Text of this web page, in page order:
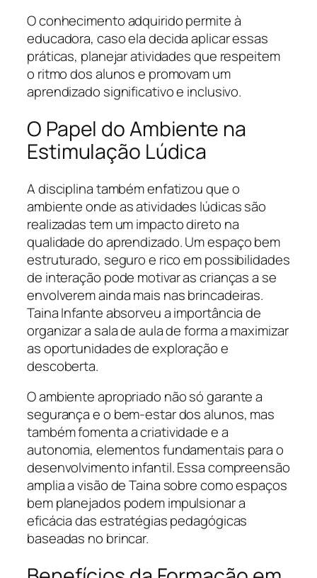
O conhecimento adquirido permite à
educadora, caso ela decida aplicar essas
práticas, planejar atividades que respeitem
o ritmo dos alunos e promovam um
aprendizado significativo e inclusivo.
O Papel do Ambiente na
Estimulação Lúdica
A disciplina também enfatizou que o
ambiente onde as atividades lúdicas são
realizadas tem um impacto direto na
qualidade do aprendizado. Um espaço bem
estruturado, seguro e rico em possibilidades
de interação pode motivar as crianças a se
envolverem ainda mais nas brincadeiras.
Taina Infante absorveu a importância de
organizar a sala de aula de forma a maximizar
as oportunidades de exploração e
descoberta.
O ambiente apropriado não só garante a
segurança e o bem-estar dos alunos, mas
também fomenta a criatividade e a
autonomia, elementos fundamentais para o
desenvolvimento infantil. Essa compreensão
amplia a visão de Taina sobre como espaços
bem planejados podem impulsionar a
eficácia das estratégias pedagógicas
baseadas no brincar.